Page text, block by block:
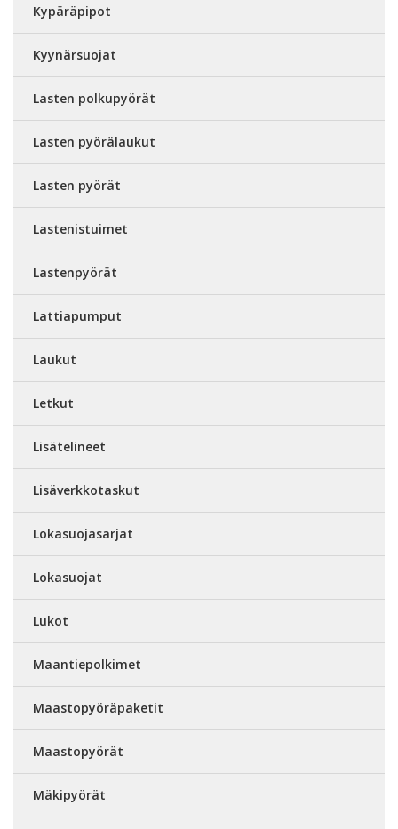
Kypäräpipot
Kyynärsuojat
Lasten polkupyörät
Lasten pyörälaukut
Lasten pyörät
Lastenistuimet
Lastenpyörät
Lattiapumput
Laukut
Letkut
Lisätelineet
Lisäverkkotaskut
Lokasuojasarjat
Lokasuojat
Lukot
Maantiepolkimet
Maastopyöräpaketit
Maastopyörät
Mäkipyörät